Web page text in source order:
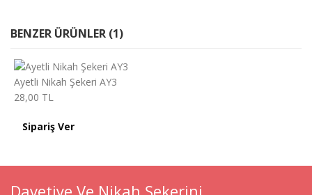
BENZER ÜRÜNLER (1)
Ayetli Nikah Şekeri AY3
28,00 TL
Sipariş Ver
Davetiye Ve Nikah Şekerini